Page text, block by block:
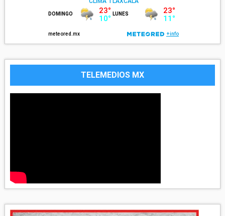
TELEMEDIOS MX